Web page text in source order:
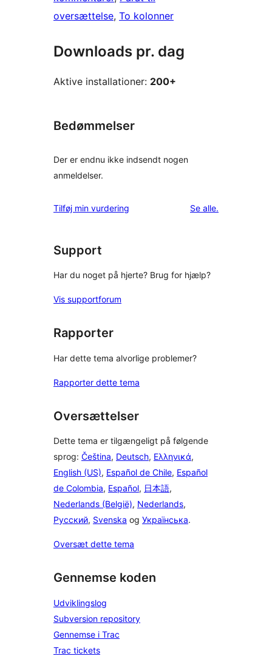
oversættelse, To kolonner
Downloads pr. dag
Aktive installationer: 200+
Bedømmelser
Der er endnu ikke indsendt nogen
anmeldelser.
Tilføj min vurdering Se alleanmeldelser
.
Support
Har du noget på hjerte? Brug for hjælp?
Vis supportforum
Rapporter
Har dette tema alvorlige problemer?
Rapporter dette tema
Oversættelser
Dette tema er tilgængeligt på følgende
sprog: Čeština, Deutsch, Ελληνικά,
English (US), Español de Chile, Español
de Colombia, Español, 日本語,
Nederlands (België), Nederlands,
Русский, Svenska og Українська.
Oversæt dette tema
Gennemse koden
Udviklingslog
Subversion repository
Gennemse i Trac
Trac tickets